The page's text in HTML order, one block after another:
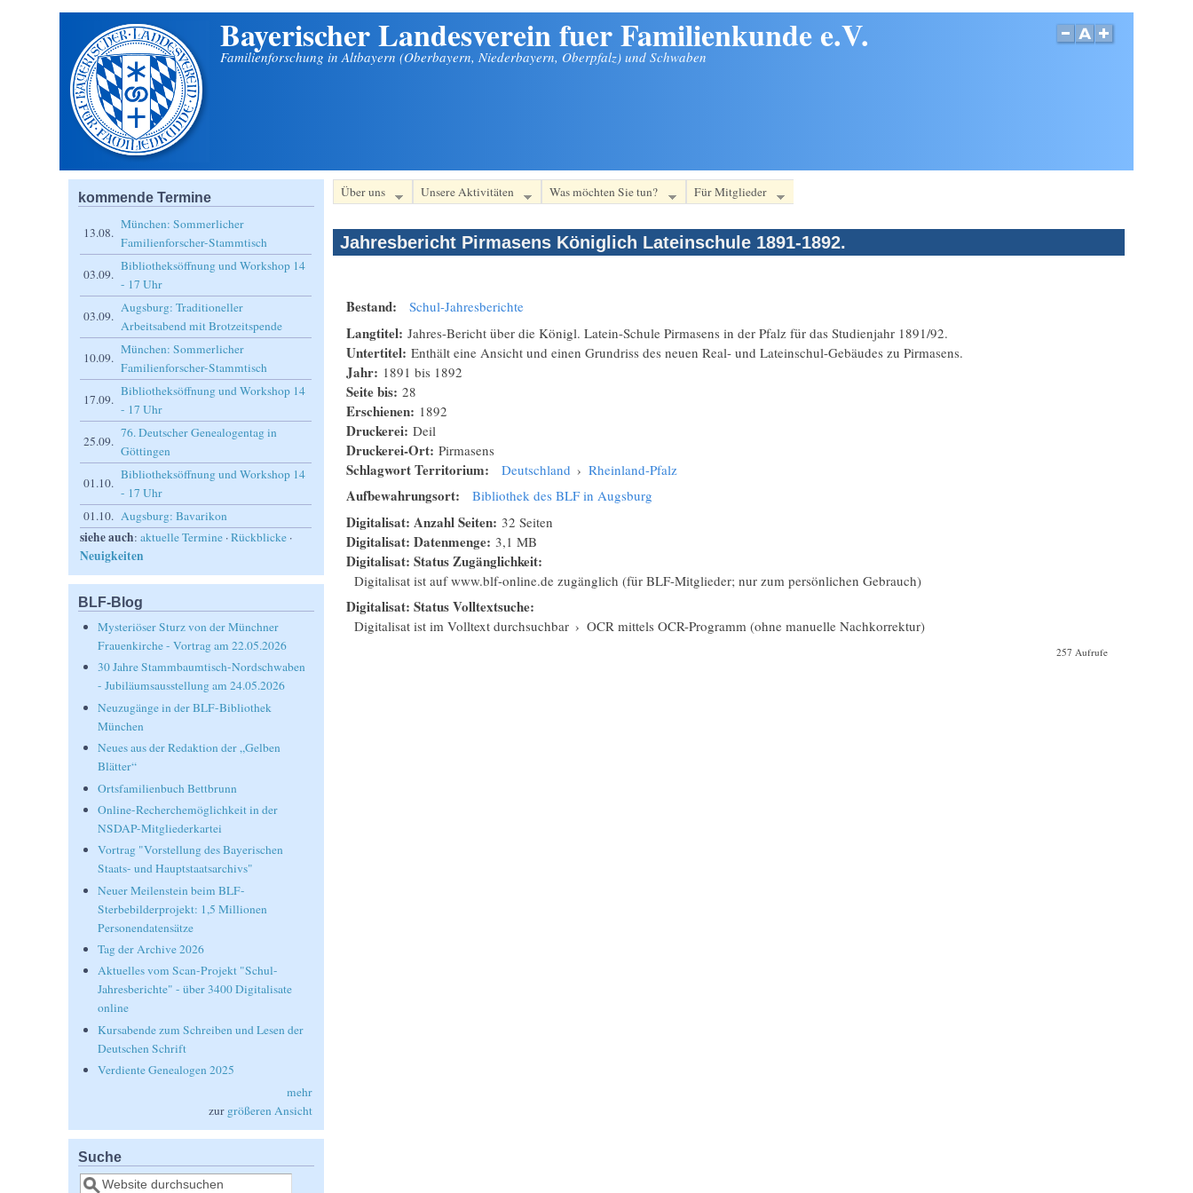
Bayerischer Landesverein fuer Familienkunde e.V.
Familienforschung in Altbayern (Oberbayern, Niederbayern, Oberpfalz) und Schwaben
Über uns Unsere Aktivitäten Was möchten Sie tun? Für Mitglieder
Jahresbericht Pirmasens Königlich Lateinschule 1891-1892.
Bestand: Schul-Jahresberichte
Langtitel: Jahres-Bericht über die Königl. Latein-Schule Pirmasens in der Pfalz für das Studienjahr 1891/92.
Untertitel: Enthält eine Ansicht und einen Grundriss des neuen Real- und Lateinschul-Gebäudes zu Pirmasens.
Jahr: 1891 bis 1892
Seite bis: 28
Erschienen: 1892
Druckerei: Deil
Druckerei-Ort: Pirmasens
Schlagwort Territorium: Deutschland › Rheinland-Pfalz
Aufbewahrungsort: Bibliothek des BLF in Augsburg
Digitalisat: Anzahl Seiten: 32 Seiten
Digitalisat: Datenmenge: 3,1 MB
Digitalisat: Status Zugänglichkeit:
Digitalisat ist auf www.blf-online.de zugänglich (für BLF-Mitglieder; nur zum persönlichen Gebrauch)
Digitalisat: Status Volltextsuche:
Digitalisat ist im Volltext durchsuchbar › OCR mittels OCR-Programm (ohne manuelle Nachkorrektur)
257 Aufrufe
kommende Termine
13.08.
München: Sommerlicher
Familienforscher-Stammtisch
03.09.
Bibliotheksöffnung und Workshop 14
- 17 Uhr
03.09.
Augsburg: Traditioneller
Arbeitsabend mit Brotzeitspende
10.09.
München: Sommerlicher
Familienforscher-Stammtisch
17.09.
Bibliotheksöffnung und Workshop 14
- 17 Uhr
25.09.
76. Deutscher Genealogentag in
Göttingen
01.10.
Bibliotheksöffnung und Workshop 14
- 17 Uhr
01.10. Augsburg: Bavarikon
siehe auch:aktuelle Termine ·Rückblicke ·
Neuigkeiten
BLF-Blog
Mysteriöser Sturz von der Münchner
Frauenkirche - Vortrag am 22.05.2026
30 Jahre Stammbaumtisch-Nordschwaben
- Jubiläumsausstellung am 24.05.2026
Neuzugänge in der BLF-Bibliothek
München
Neues aus der Redaktion der „Gelben
Blätter“
Ortsfamilienbuch Bettbrunn
Online-Recherchemöglichkeit in der
NSDAP-Mitgliederkartei
Vortrag "Vorstellung des Bayerischen
Staats- und Hauptstaatsarchivs"
Neuer Meilenstein beim BLF-
Sterbebilderprojekt: 1,5 Millionen
Personendatensätze
Tag der Archive 2026
Aktuelles vom Scan-Projekt "Schul-
Jahresberichte" - über 3400 Digitalisate
online
Kursabende zum Schreiben und Lesen der
Deutschen Schrift
Verdiente Genealogen 2025
mehr
zur größeren Ansicht
Suche
Suche